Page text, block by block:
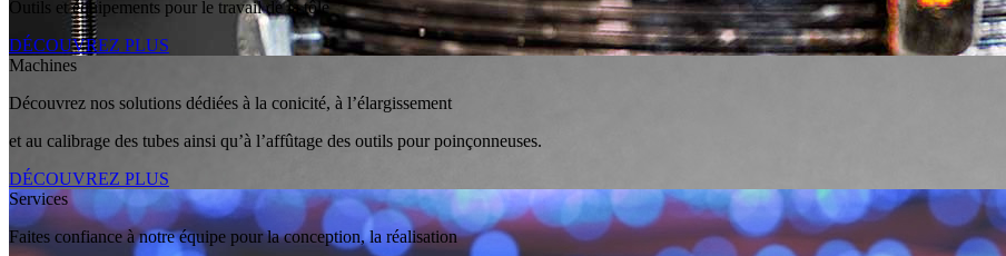
Outils et équipements pour le travail de la tôle
DÉCOUVREZ PLUS
Machines
Découvrez nos solutions dédiées à la conicité, à l’élargissement
et au calibrage des tubes ainsi qu’à l’affûtage des outils pour poinçonneuses.
DÉCOUVREZ PLUS
Services
Faites confiance à notre équipe pour la conception, la réalisation